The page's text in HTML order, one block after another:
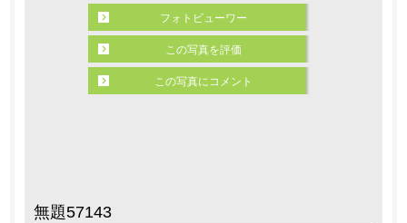
無題57143
フォトビューワー
この写真を評価
この写真にコメント